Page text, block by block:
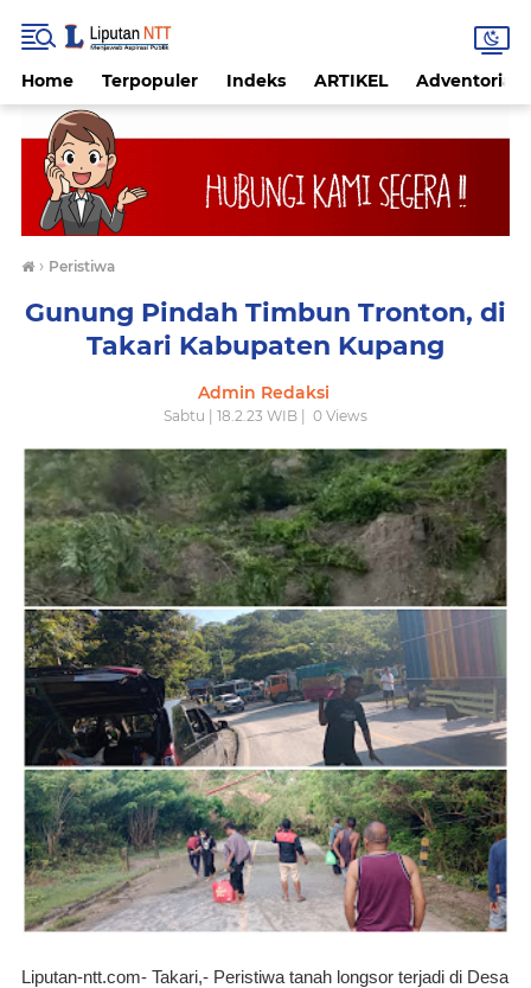
Home Terpopuler Indeks ARTIKEL Adventorial
› Peristiwa
Gunung Pindah Timbun Tronton, di
Takari Kabupaten Kupang
Admin Redaksi
Sabtu | 18.2.23 WIB | 0 Views
Liputan-ntt.com- Takari,- Peristiwa tanah longsor terjadi di Desa